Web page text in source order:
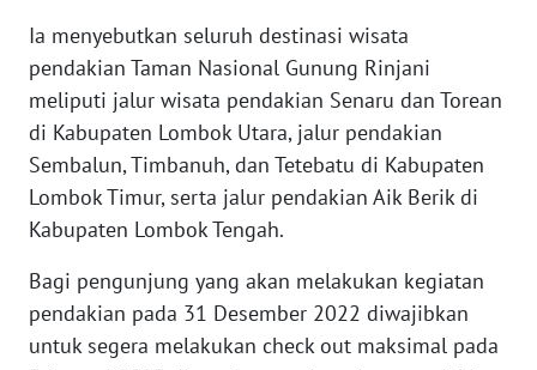
Ia menyebutkan seluruh destinasi wisata
pendakian Taman Nasional Gunung Rinjani
meliputi jalur wisata pendakian Senaru dan Torean
di Kabupaten Lombok Utara, jalur pendakian
Sembalun, Timbanuh, dan Tetebatu di Kabupaten
Lombok Timur, serta jalur pendakian Aik Berik di
Kabupaten Lombok Tengah.
Bagi pengunjung yang akan melakukan kegiatan
pendakian pada 31 Desember 2022 diwajibkan
untuk segera melakukan check out maksimal pada
KEPRI
WN
PAPUA
WN
BARAT
WN